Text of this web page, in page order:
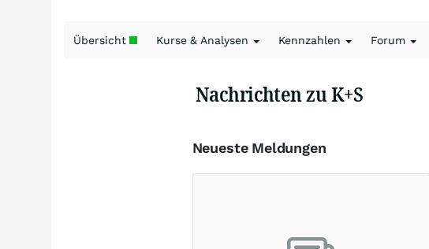
Übersicht Kurse & Analysen Kennzahlen Forum
Nachrichten zu K+S
Neueste Meldungen